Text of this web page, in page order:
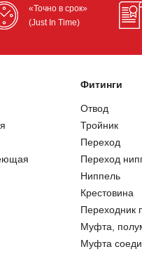
«Точно в срок»
(Just In Time)
Фитинги
Отвод
Тройник
Переход
Переход
Ниппель
Крестовина
Переходник
Муфта,
Муфта